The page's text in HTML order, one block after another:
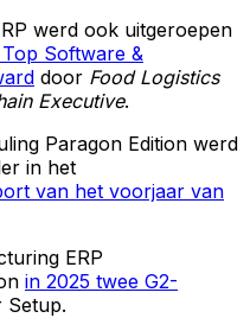
werd ook uitgeroepen
Software &
door Food Logistics
Executive.
Paragon Edition werd
in het
van het voorjaar van
ERP
in 2025 twee G2-
Setup.